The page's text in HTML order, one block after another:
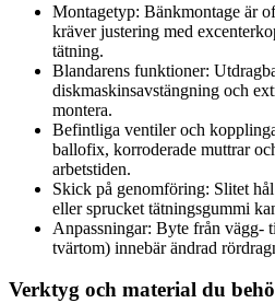
Montagetyp: Bänkmontage är
kräver justering med
tätning.
Blandarens funktioner:
diskmaskinsavstängning och
montera.
Befintliga ventiler och
ballofix, korroderade muttrar
arbetstiden.
Skick på genomföring: Slitet
eller sprucket tätningsgummi
Anpassningar: Byte från vägg-
tvärtom) innebär ändrad
Verktyg och material du